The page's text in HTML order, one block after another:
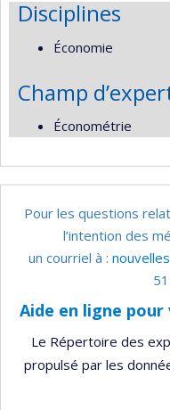
Disciplines
Économie
Champ
Économétrie
Pour les questions
l’intention des
un courriel à :
Aide en ligne
Le Répertoire des
propulsé par les